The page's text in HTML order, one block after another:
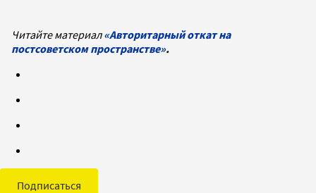
Читайте материал«Авторитарный откат на
постсоветском пространстве».
Подписаться